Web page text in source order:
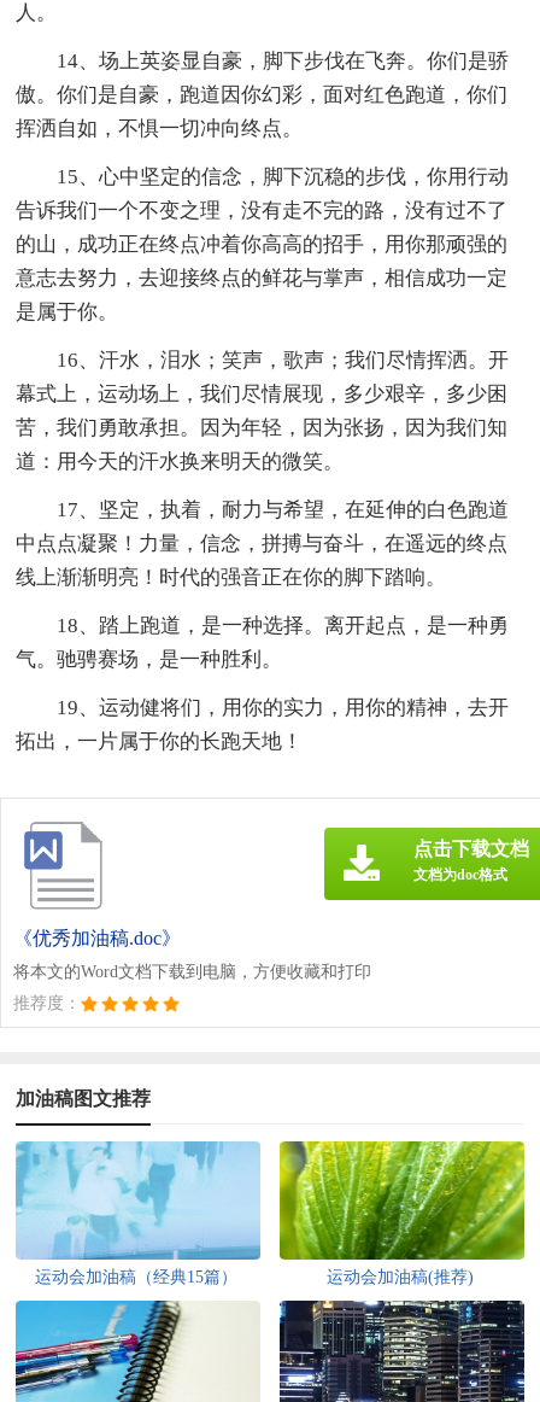
人。
14、场上英姿显自豪，脚下步伐在飞奔。你们是骄
傲。你们是自豪，跑道因你幻彩，面对红色跑道，你们
挥洒自如，不惧一切冲向终点。
15、心中坚定的信念，脚下沉稳的步伐，你用行动
告诉我们一个不变之理，没有走不完的路，没有过不了
的山，成功正在终点冲着你高高的招手，用你那顽强的
意志去努力，去迎接终点的鲜花与掌声，相信成功一定
是属于你。
16、汗水，泪水；笑声，歌声；我们尽情挥洒。开
幕式上，运动场上，我们尽情展现，多少艰辛，多少困
苦，我们勇敢承担。因为年轻，因为张扬，因为我们知
道：用今天的汗水换来明天的微笑。
17、坚定，执着，耐力与希望，在延伸的白色跑道
中点点凝聚！力量，信念，拼搏与奋斗，在遥远的终点
线上渐渐明亮！时代的强音正在你的脚下踏响。
18、踏上跑道，是一种选择。离开起点，是一种勇
气。驰骋赛场，是一种胜利。
19、运动健将们，用你的实力，用你的精神，去开
拓出，一片属于你的长跑天地！
《优秀加油稿.doc》
将本文的Word文档下载到电脑，方便收藏和打印
推荐度：
点击下载文档
文档为doc格式
加油稿图文推荐
运动会加油稿（经典15篇） 运动会加油稿(推荐)